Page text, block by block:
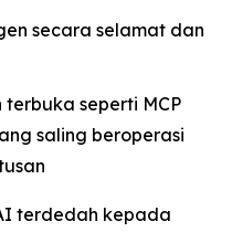
secara selamat dan
seperti MCP
saling beroperasi
terdedah kepada